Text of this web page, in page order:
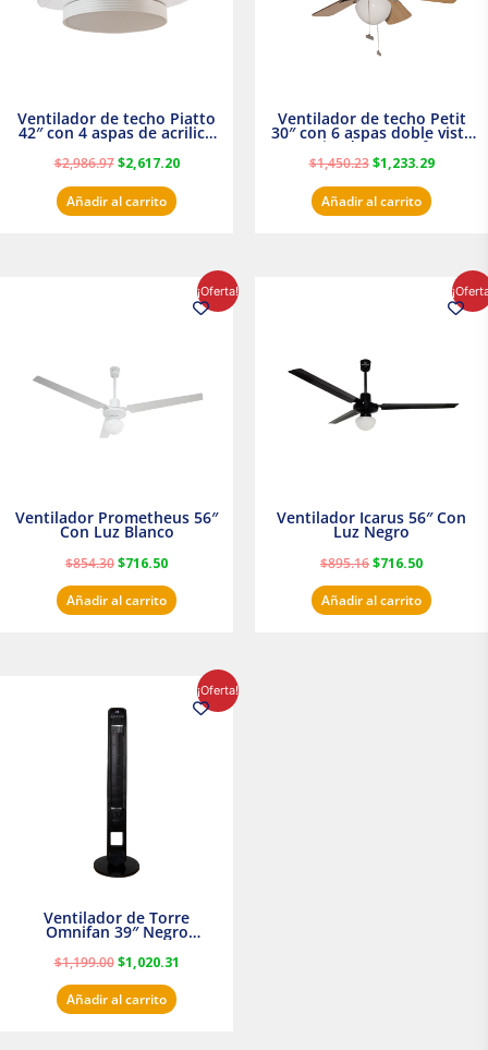
Ventilador de techo Piatto
42″ con 4 aspas de acrilico
transparente
$2,986.97 $2,617.20
Añadir al carrito
Ventilador de techo Petit
30″ con 6 aspas doble vista
Satinado Masterfan
$1,450.23 $1,233.29
Añadir al carrito
¡Oferta!
Ventilador Prometheus 56″
Con Luz Blanco
$854.30$716.50
precio
actual
Añadir al carrito
Ventilador Icarus 56″ Con
Luz Negro
$895.16$716.50
precio
actual
Añadir al carrito
¡Oferta!
Ventilador de Torre
Omnifan 39″ Negro
$1,199.00
original
era:
$1,020.31
precio
actual
Añadir al carrito